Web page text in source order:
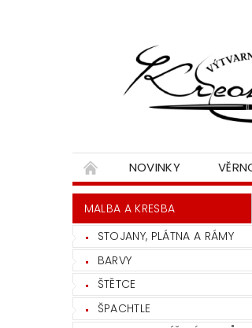
NOVINKY
MALBA A KRESBA
STOJANY, PLÁTNA A RÁMY
BARVY
ŠTĚTCE
ŠPACHTLE